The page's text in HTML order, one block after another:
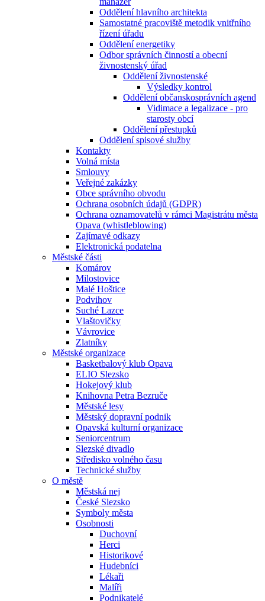
Oddělení hlavního architekta
Samostatné pracoviště metodik vnitřního
řízení úřadu
Oddělení energetiky
Odbor správních činností a obecní
živnostenský úřad
Oddělení živnostenské
Výsledky kontrol
Oddělení občanskosprávních agend
Vidimace a legalizace - pro
starosty obcí
Oddělení přestupků
Oddělení spisové služby
Kontakty
Volná místa
Smlouvy
Veřejné zakázky
Obce správního obvodu
Ochrana osobních údajů (GDPR)
Ochrana oznamovatelů v rámci Magistrátu města
Opava (whistleblowing)
Zajímavé odkazy
Elektronická podatelna
Městské části
Komárov
Milostovice
Malé Hoštice
Podvihov
Suché Lazce
Vlaštovičky
Vávrovice
Zlatníky
Městské organizace
Basketbalový klub Opava
ELIO Slezsko
Hokejový klub
Knihovna Petra Bezruče
Městské lesy
Městský dopravní podnik
Opavská kulturní organizace
Seniorcentrum
Slezské divadlo
Středisko volného času
Technické služby
O městě
Městská nej
České Slezsko
Symboly města
Osobnosti
Duchovní
Herci
Historikové
Hudebníci
Lékaři
Malíři
Podnikatelé